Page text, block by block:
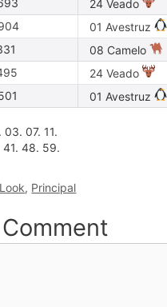
24 Veado
01 Avestruz
08 Camelo
24 Veado
01 Avestruz
07. 11.
41. 48. 59.
Look, Principal